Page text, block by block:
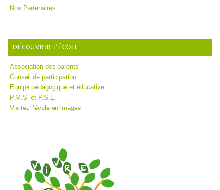
Nos Partenaires
DÉCOUVRIR L’ÉCOLE
Association des parents
Conseil de participation
Equipe pédagogique et éducative
P.M.S. et P.S.E.
Visitez l’école en images